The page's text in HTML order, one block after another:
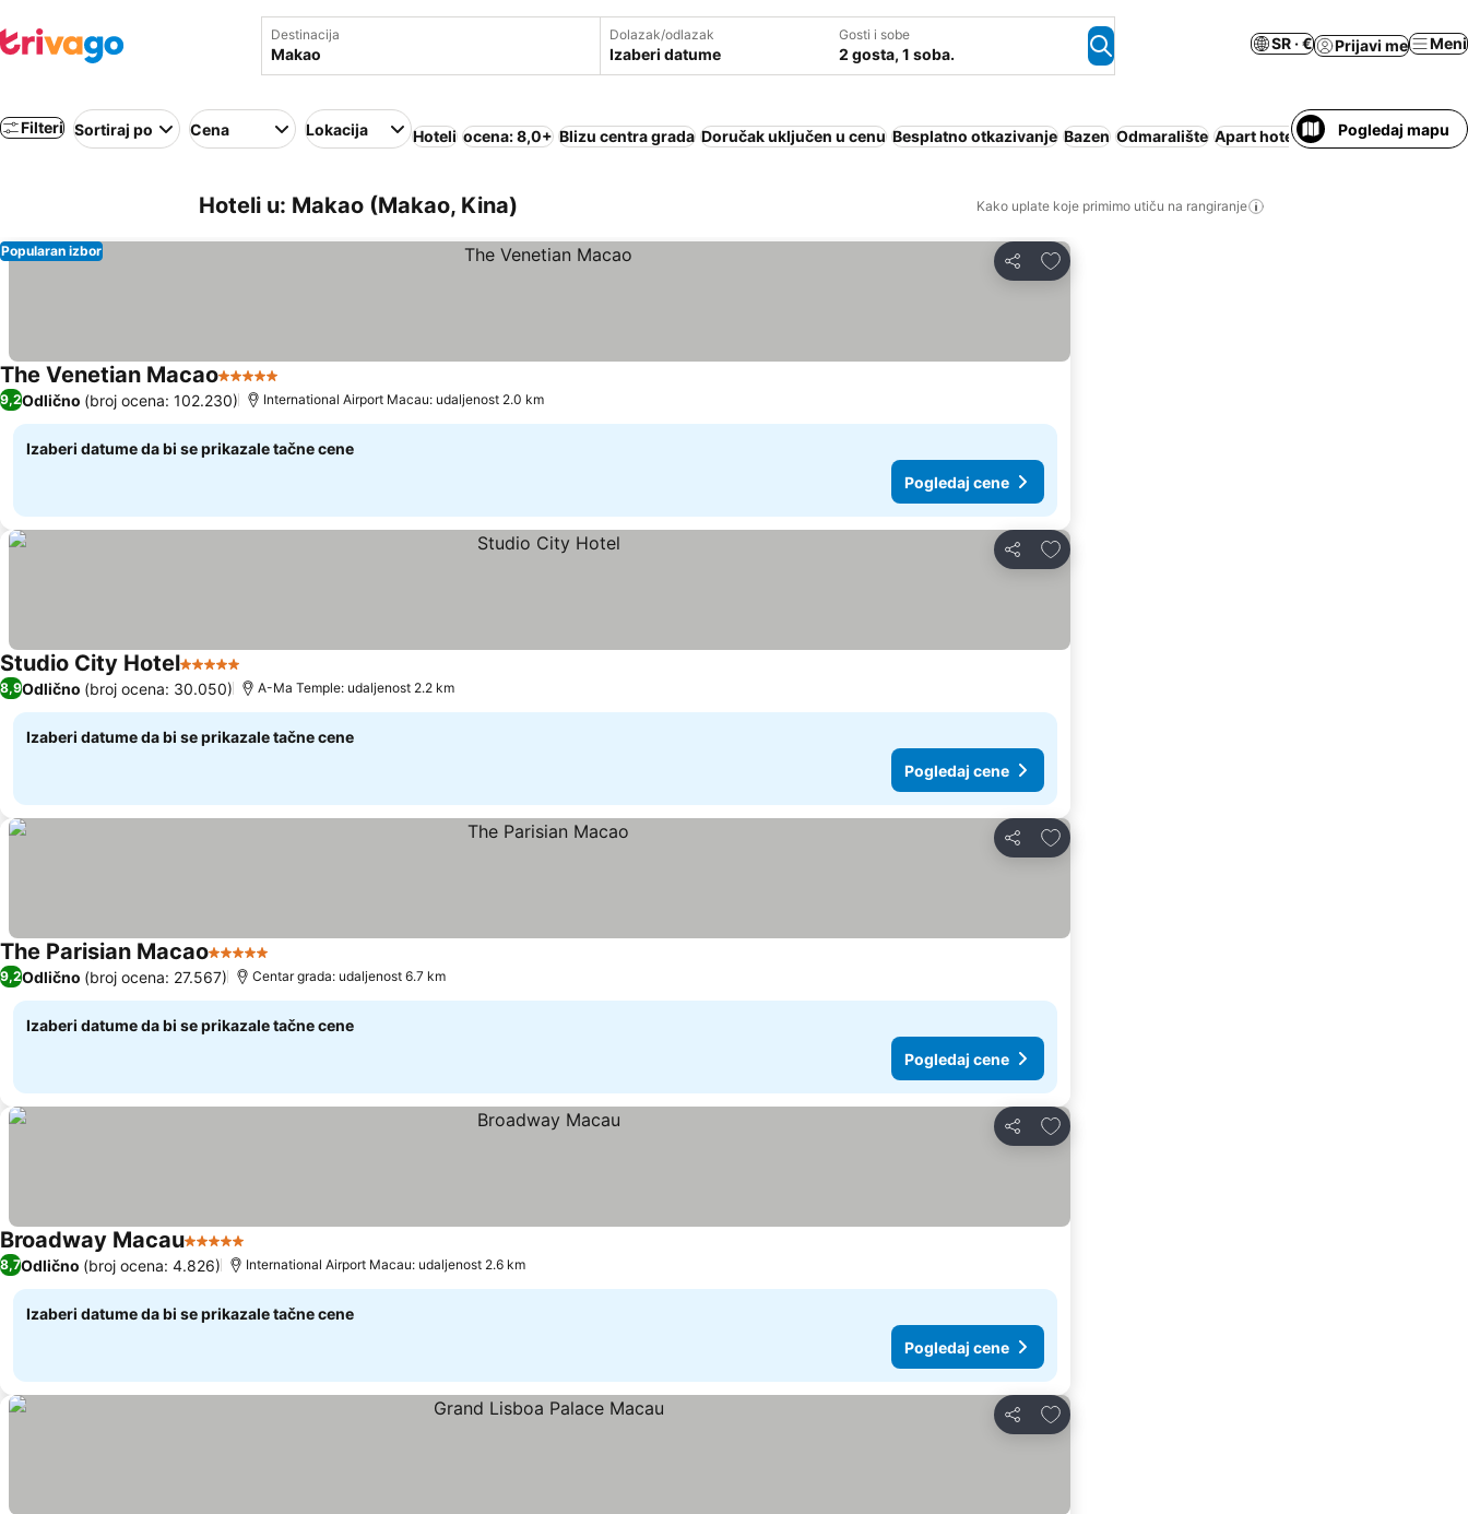
Destinacija Dolazak/odlazak
Izaberi datume
Gosti i sobe
2 gosta, 1 soba.
SR · € Prijavi me Meni
Filteri Sortiraj po Cena Lokacija Hoteli ocena: 8,0+ Blizu centra grada Doručak uključen u cenu Besplatno otkazivanje Bazen Odmaralište Apart hotel Luksuz Sobe za
Pogledaj mapu
Hoteli u: Makao (Makao, Kina) Kako uplate koje primimo utiču na rangiranje
Deli
Dodati u favorite
Popularan izbor
The Venetian Macao5 Zvezdice
9,2Odlično (broj ocena: 102.230) International Airport Macau: udaljenost 2.0 km
Izaberi datume da bi se prikazale tačne cene
Pogledaj cene
Deli
Dodati u favorite
Studio City Hotel5 ZvezdicePogledaj cene
8,9Odlično (broj ocena: 30.050) A-Ma Temple: udaljenost 2.2 km
Izaberi datume da bi se prikazale tačne cene
Pogledaj cene
Deli
Dodati u favorite
The Parisian Macao5 Zvezdice
9,2Odlično (broj ocena: 27.567) Centar grada: udaljenost 6.7 km
Izaberi datume da bi se prikazale tačne cene
Pogledaj cene
Deli
Dodati u favorite
Broadway Macau5 Zvezdice
8,7Odlično (broj ocena: 4.826) International Airport Macau: udaljenost 2.6 km
Izaberi datume da bi se prikazale tačne cene
Pogledaj cene
Deli
Dodati u favorite